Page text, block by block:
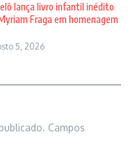
lança livro infantil inédito
Fraga em homenagem
5, 2026
Campos